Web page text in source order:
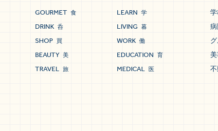
GOURMET 食
DRINK 呑
SHOP 買
BEAUTY 美
TRAVEL 旅
LEARN 学
LIVING 暮
WORK 働
EDUCATION 育
MEDICAL 医